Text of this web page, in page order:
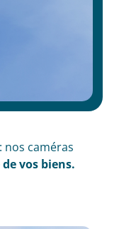
nos caméras
vos biens.